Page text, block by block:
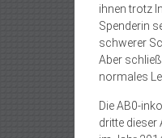
ihnen trotz
Spenderin
schwerer
Aber
normales
Die AB0-
dritte dieser